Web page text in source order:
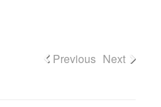
Previous Next